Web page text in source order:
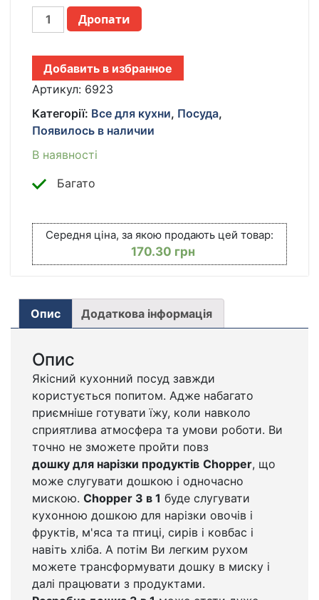
ДОСКА
РАЗДЕЛОЧНАЯ
В
CHOPPER,
РАЗДЕЛОЧНАЯ
СКЛАДНАЯ,
МИСКА
ДОСКА,
ДОСКА
ДЛЯ
ДОСКА
ТРАНСФОРМЕР
КІЛЬКІСТЬ
Дропати
Добавить в избранное
Артикул: 6923
Категорії: Все для кухни, Посуда,
Появилось в наличии
В наявності
Багато
Середня ціна, за якою продають цей товар:
170.30 грн
Опис Додаткова інформація
Опис
Якісний кухонний посуд завжди
користується попитом. Адже набагато
приємніше готувати їжу, коли навколо
сприятлива атмосфера та умови роботи. Ви
точно не зможете пройти повз
дошку для нарізки продуктів Chopper, що
може слугувати дошкою і одночасно
мискою. Chopper 3 в 1 буде слугувати
кухонною дошкою для нарізки овочів і
фруктів, м'яса та птиці, сирів і ковбас і
навіть хліба. А потім Ви легким рухом
можете трансформувати дошку в миску і
далі працювати з продуктами.